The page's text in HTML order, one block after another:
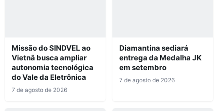
Missão do SINDVEL ao
Vietnã busca ampliar
autonomia tecnológica
do Vale da Eletrônica
7 de agosto de 2026
Diamantina sediará
entrega da Medalha JK
em setembro
7 de agosto de 2026